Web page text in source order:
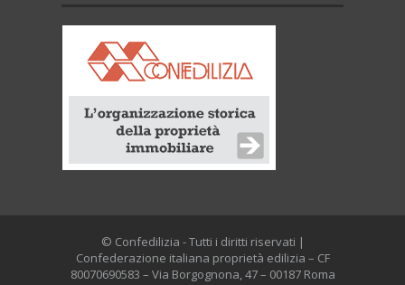
© Confedilizia - Tutti i diritti riservati |
Confederazione italiana proprietà edilizia – CF
80070690583 – Via Borgognona, 47 – 00187 Roma